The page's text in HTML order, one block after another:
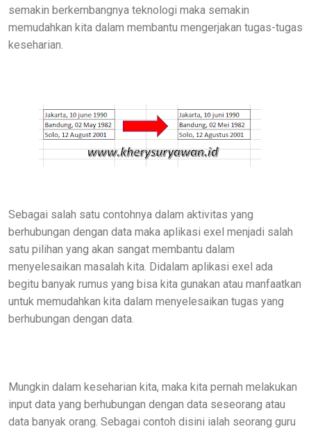
semakin berkembangnya teknologi maka semakin
memudahkan kita dalam membantu mengerjakan tugas-tugas
keseharian.
Sebagai salah satu contohnya dalam aktivitas yang
berhubungan dengan data maka aplikasi exel menjadi salah
satu pilihan yang akan sangat membantu dalam
menyelesaikan masalah kita. Didalam aplikasi exel ada
begitu banyak rumus yang bisa kita gunakan atau manfaatkan
untuk memudahkan kita dalam menyelesaikan tugas yang
berhubungan dengan data.
Mungkin dalam keseharian kita, maka kita pernah melakukan
input data yang berhubungan dengan data seseorang atau
data banyak orang. Sebagai contoh disini ialah seorang guru